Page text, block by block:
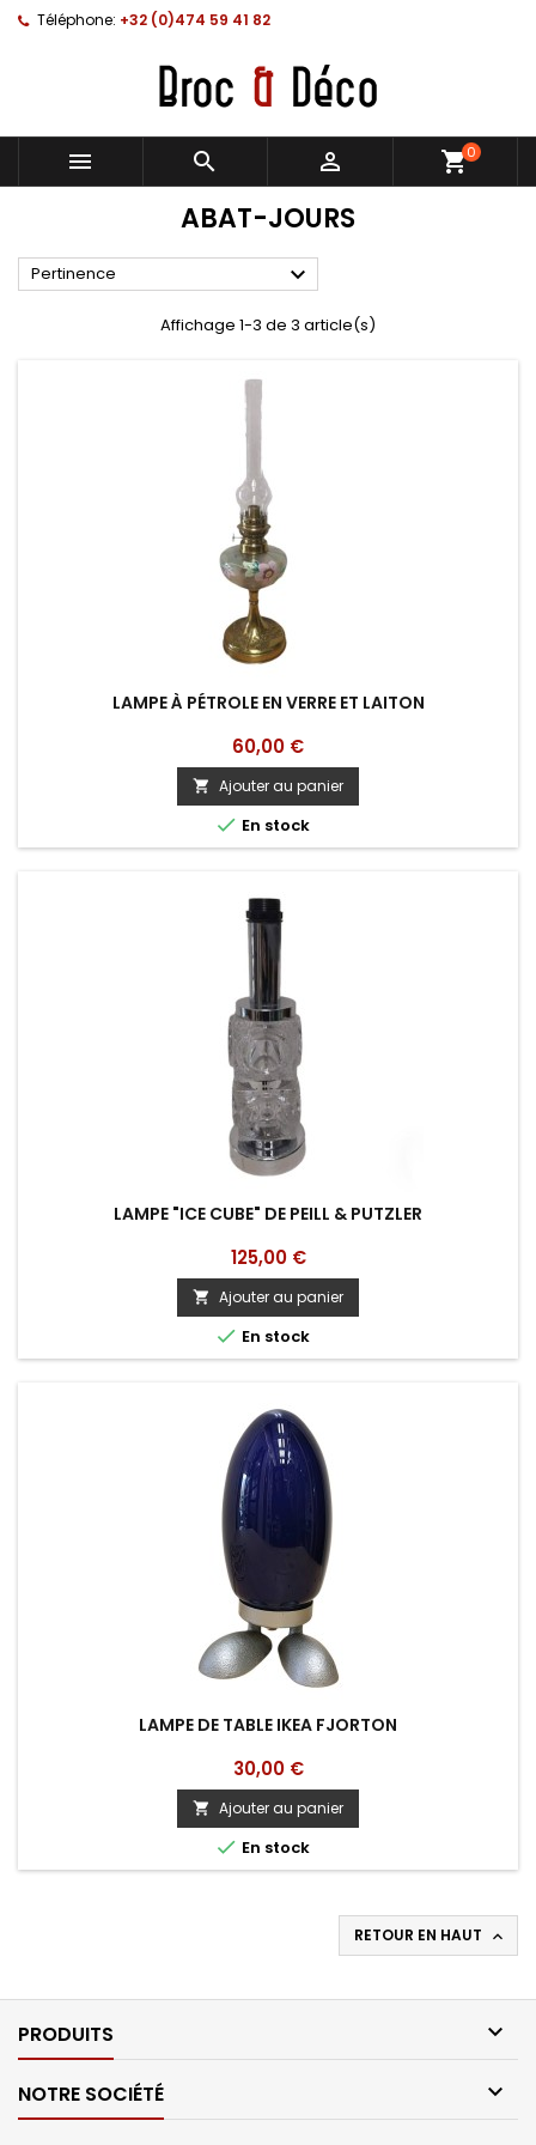
Téléphone: +32 (0)474 59 41 82
   shopping_cart0
ABAT-JOURS
Pertinence 
Affichage 1-3 de 3 article(s)
LAMPE À PÉTROLE EN VERRE ET LAITON
Prix
60,00 €
 Ajouter au panier
 En stock
LAMPE "ICE CUBE" DE PEILL & PUTZLER
Prix
125,00 €
 Ajouter au panier
 En stock
LAMPE DE TABLE IKEA FJORTON
Prix
30,00 €
 Ajouter au panier
 En stock
RETOUR EN HAUT 
PRODUITS 
NOTRE SOCIÉTÉ 